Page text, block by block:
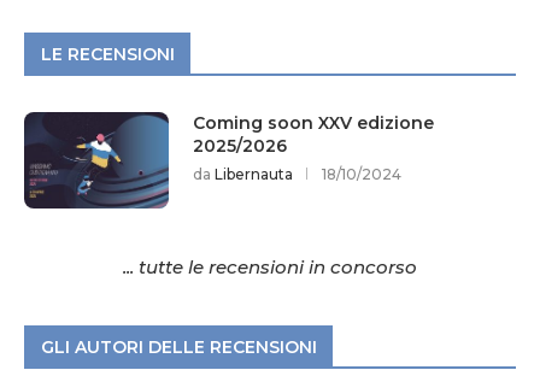
LE RECENSIONI
Coming soon XXV edizione
2025/2026
da Libernauta 18/10/2024
... tutte le recensioni in concorso
GLI AUTORI DELLE RECENSIONI